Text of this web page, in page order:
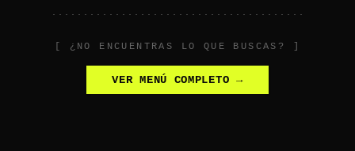
[ ¿NO ENCUENTRAS LO QUE BUSCAS? ]
VER MENÚ COMPLETO →